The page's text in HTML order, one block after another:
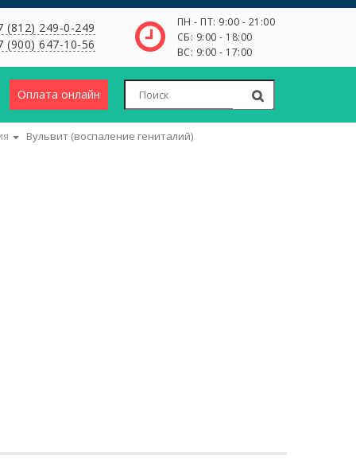
(812) 249-0-249
(900) 647-10-56
ПН - ПТ: 9:00 - 21:00
СБ: 9:00 - 18:00
ВС: 9:00 - 17:00
Оплата онлайн
Вульвит (воспаление гениталий)